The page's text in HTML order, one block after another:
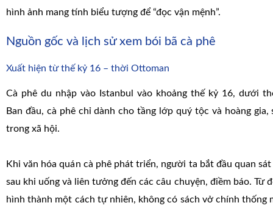
hình ảnh mang tính biểu tượng để “đọc vận mệnh”.
Nguồn gốc và lịch sử xem bói bã cà phê
Xuất hiện từ thế kỷ 16 – thời Ottoman
Cà phê du nhập vào Istanbul vào khoảng thế kỷ 16, dưới
Ban đầu, cà phê chỉ dành cho tầng lớp quý tộc và hoàng gia,
trong xã hội.
Khi văn hóa quán cà phê phát triển, người ta bắt đầu quan
sau khi uống và liên tưởng đến các câu chuyện, điềm báo. Từ
hình thành một cách tự nhiên, không có sách vở chính thống